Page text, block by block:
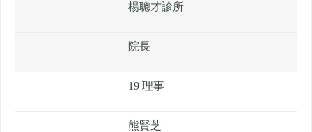
楊聰才診所
院長
19 理事
熊賢芝